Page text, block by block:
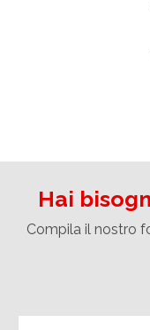
Hai
Compila il nostro